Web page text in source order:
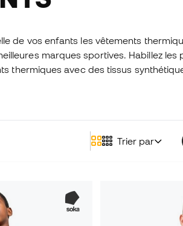
de vos enfants les vêtements
marques sportives. Habillez les
thermiques avec des tissus
Trier par